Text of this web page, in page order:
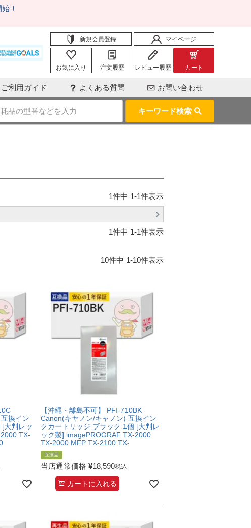
！
新規会員登録 マイページ
お気に入り 注文履歴 レビュー履歴 カート
ご利用ガイド よくある質問 お問い合わせ
キーワード検索
1件中 1-1件表示
1件中 1-1件表示
10件中 1-10件表示
換イン
大判レッ
TX-
【沖縄・離島不可】 PFI-710BK
Canon(キヤノン/キャノン) 互換イン
クカートリッジ ブラック 1個 [大判レ
ック製] imagePROGRAF TX-2000
TX-2000 MFP TX-2100 TX-
互換品
当店通常価格 ¥18,590税込
カートに入れる